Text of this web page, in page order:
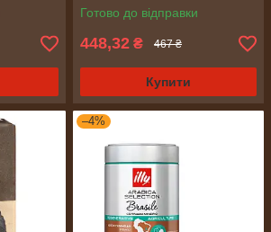
Готово до відправки
448,32 ₴ 467 ₴
Купити
–4%